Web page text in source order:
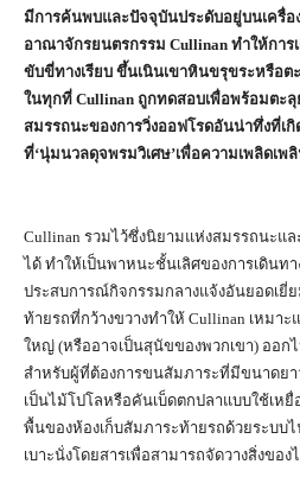
มีการค้นพบและปัจจุบันประดับอยู่บนเครื่
อาณาจักรยนตรกรรม Cullinan ทำให้การ
ขับขี่ทางเรียบ ขึ้นเนินเขาหินขรุขระหรือต
ในทุกที่ Cullinan ถูกทดสอบเพื่อพร้อมตะ
สมรรถนะของการวิ่งออฟโรดอันน่าทึ่งที่เ
ที่‘นุ่มนวลดุจพรมวิเศษ’เพื่อความเพลิดเ
Cullinan รวมไว้ซึ่งนิยามแห่งสมรรถนะแ
ได้ ทำให้เป็นพาหนะชั้นเลิศของการเดินท
ประสบการณ์กิจกรรมกลางแจ้งอันยอดเยี่
ท้ายรถที่กว้างขวางทำให้ Cullinan เหมา
ใหญ่ (หรืออาจเป็นสุนัขของพวกเขา) ออ
สำหรับผู้ที่ต้องการขนสัมภาระที่มีขนาดยา
เป็นไม้โปโลหรือคันเบ็ดตกปลาแบบใช้เห
พื้นของห้องเก็บสัมภาระท้ายรถด้วยระบบ
เบาะนั่งโดยสารเพื่อสามารถจัดวางสิ่งของ